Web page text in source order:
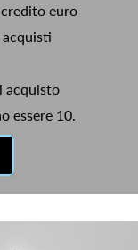
euro
acquisto
essere 10.